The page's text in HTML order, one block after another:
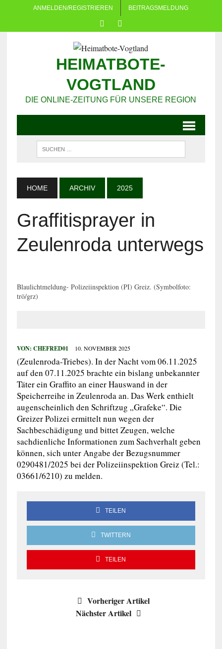
ANMELDEN/REGISTRIEREN BEITRAGSMELDUNG
HEIMATBOTE-
VOGTLAND
DIE ONLINE-ZEITUNG FÜR UNSERE REGION
HOME ARCHIV 2025
Graffitisprayer in
Zeulenroda unterwegs
Blaulichtmeldung- Polizeiinspektion (PI) Greiz. (Symbolfoto:
trö/grz)
VON: CHEFRED01 10. NOVEMBER 2025
(Zeulenroda-Triebes). In der Nacht vom 06.11.2025
auf den 07.11.2025 brachte ein bislang unbekannter
Täter ein Graffito an einer Hauswand in der
Speicherreihe in Zeulenroda an. Das Werk enthielt
augenscheinlich den Schriftzug „Grafeke“. Die
Greizer Polizei ermittelt nun wegen der
Sachbeschädigung und bittet Zeugen, welche
sachdienliche Informationen zum Sachverhalt geben
können, sich unter Angabe der Bezugsnummer
0290481/2025 bei der Polizeiinspektion Greiz (Tel.:
03661/6210) zu melden.
TEILEN
TWITTERN
TEILEN
Vorheriger Artikel
Nächster Artikel